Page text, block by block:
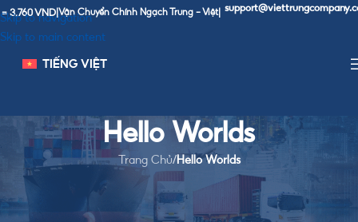
Skip to navigation
Skip to main content
VND|Vận Chuyển Chính Ngạch Trung - Việt| support@viettrungcompany.com|
TIẾNG VIỆT
Hello Worlds
Trang Chủ/Hello Worlds